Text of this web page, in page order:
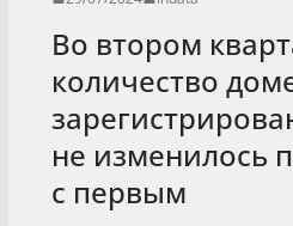
Во втором
количество
не изменилось
с первым